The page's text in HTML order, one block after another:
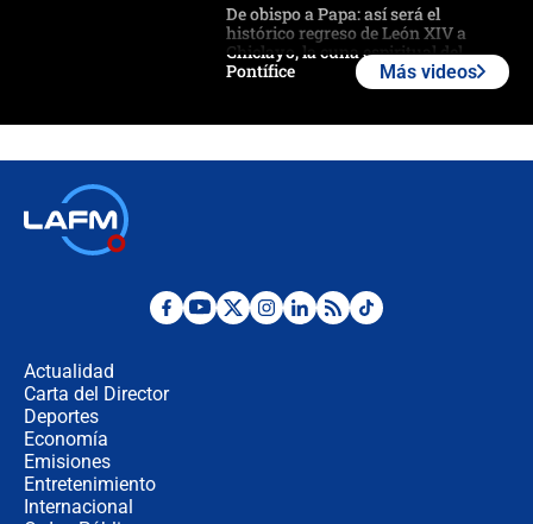
De obispo a Papa: así será el
histórico regreso de León XIV a
Chiclayo, la cuna espiritual del
Pontífice
¿La posesión de Abelardo De la
Más videos
Actualidad
Carta del Director
Deportes
Economía
Emisiones
Entretenimiento
Internacional